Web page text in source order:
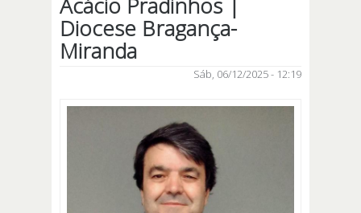
Diocese Bragança-
Miranda
Sáb, 06/12/2025 - 12:19